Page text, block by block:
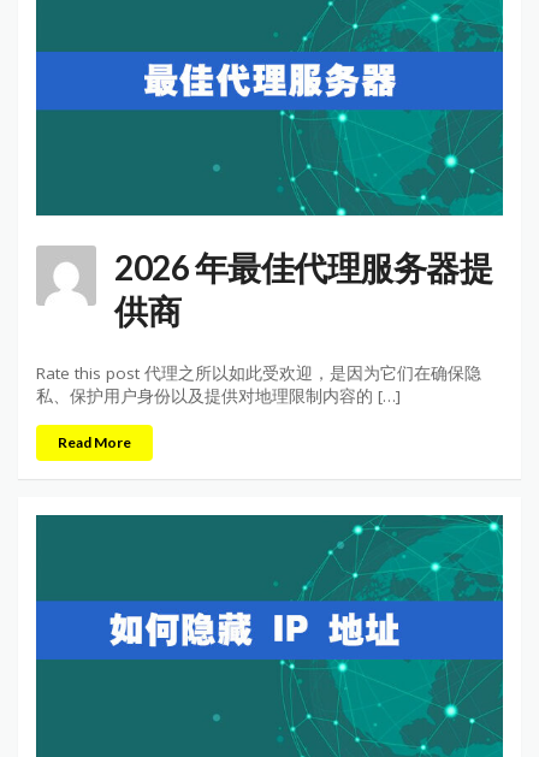
2026 年最佳代理服务器提
供商
Rate this post 代理之所以如此受欢迎，是因为它们在确保隐
私、保护用户身份以及提供对地理限制内容的 […]
Read More